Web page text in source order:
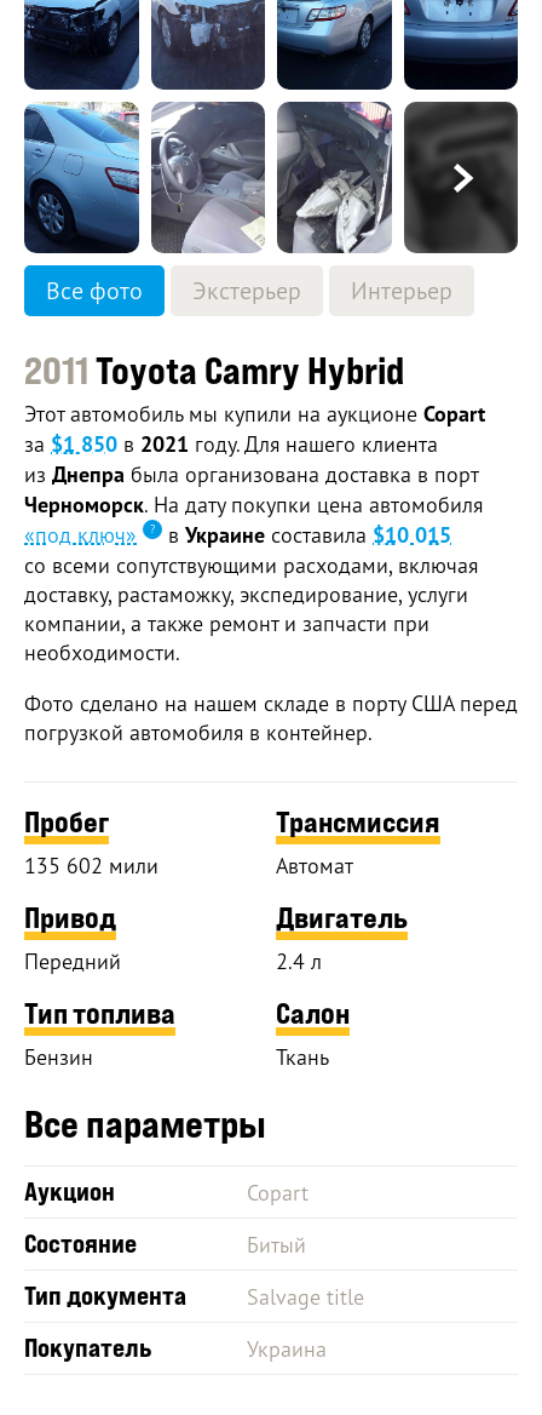
Все фото Экстерьер Интерьер
2011Toyota Camry Hybrid
Этот автомобиль мы купили на аукционе Copart
за $1 850 в 2021 году. Для нашего клиента
из Днепра была организована доставка в порт
Черноморск. На дату покупки цена автомобиля
«под ключ»
в Украине составила $10 015
со всеми сопутствующими расходами, включая
доставку, растаможку, экспедирование, услуги
компании, а также ремонт и запчасти при
необходимости.
Фото сделано на нашем складе в порту США перед
погрузкой автомобиля в контейнер.
Пробег
135 602 мили
Трансмиссия
Автомат
Привод
Передний
Двигатель
2.4 л
Тип топлива
Бензин
Салон
Ткань
Все параметры
Аукцион Copart
Состояние Битый
Тип документа Salvage title
Покупатель Украина